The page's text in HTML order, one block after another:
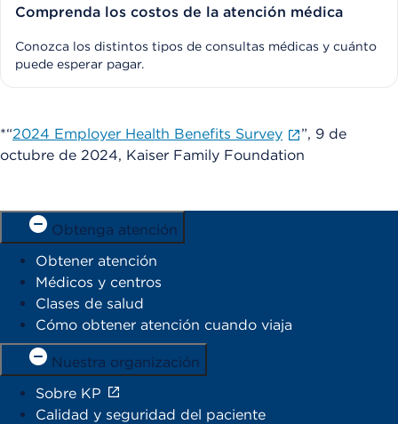
Comprenda los costos de la atención médica
Conozca los distintos tipos de consultas médicas y cuánto
puede esperar pagar.
*“2024 Employer Health Benefits Survey
”, 9 de
octubre de 2024, Kaiser Family Foundation
Obtenga atención
Obtener atención
Médicos y centros
Clases de salud
Cómo obtener atención cuando viaja
Nuestra organización
Sobre KP
Calidad y seguridad del paciente